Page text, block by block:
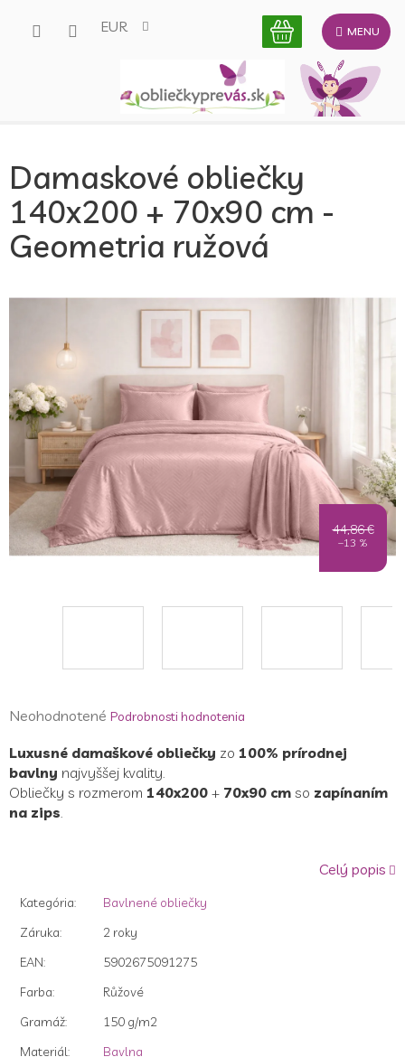
EUR
Damaskové obliečky
140x200 + 70x90 cm -
Geometria ružová
44,86 €
–13 %
Priemerné
produktu
je
0,0
z
Neohodnotené Podrobnosti hodnotenia
Luxusné damaškové obliečky zo 100% prírodnej
bavlny najvyššej kvality.
Obliečky s rozmerom 140x200 + 70x90 cm so zapínaním
na zips
Celý popis
Kategória:
Bavlnené obliečky
Záruka:
2 roky
EAN:
5902675091275
Farba:
Růžové
Gramáž:
150 g/m2
Materiál:
Bavlna